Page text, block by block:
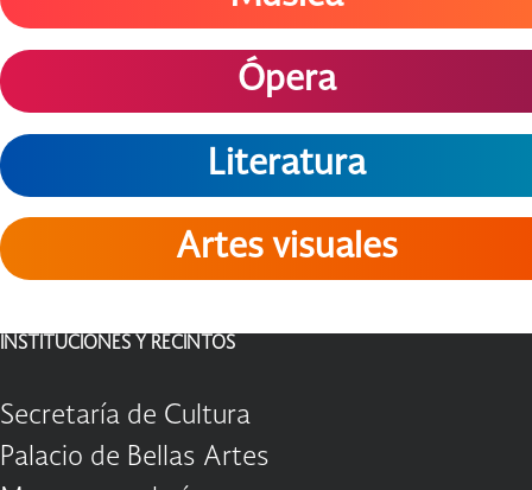
Ópera
Literatura
Artes visuales
INSTITUCIONES Y RECINTOS
Secretaría de Cultura
Palacio de Bellas Artes